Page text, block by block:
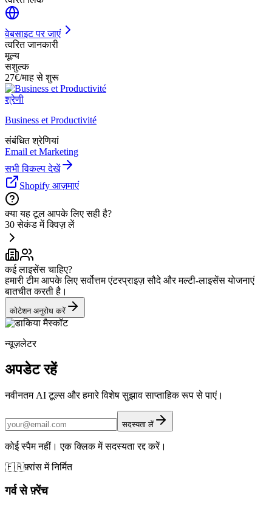
वेबसाइट पर जाएं
त्वरित जानकारी
मूल्य
सशुल्क
27€/माह से शुरू
श्रेणी
Business et Productivité
संबंधित श्रेणियां
Email et Marketing
सभी विकल्प देखें
Shopify आज़माएं
क्या यह टूल आपके लिए सही है?
30 सेकंड में क्विज़ लें
कई लाइसेंस चाहिए?
हमारी टीम आपके लिए सर्वोत्तम एंटरप्राइज़ सौदे और मल्टी-लाइसेंस योजनाएं
बातचीत करती है।
कोटेशन अनुरोध करें
न्यूज़लेटर
अपडेट रहें
नवीनतम AI टूल्स और हमारे विशेष सुझाव साप्ताहिक रूप से पाएं।
सदस्यता लें
कोई स्पैम नहीं। एक क्लिक में सदस्यता रद्द करें।
🇫🇷फ़्रांस में निर्मित
गर्व से फ़्रेंच